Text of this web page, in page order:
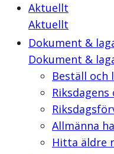
Aktuellt
Aktuellt
Dokument &
Dokument &
Beställ och
Allmänna
Hitta äldre